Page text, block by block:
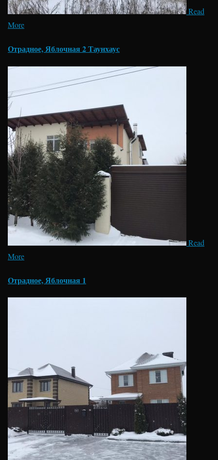
Read
More
Отрадное, Яблочная 2 Таунхаус
Read
More
Отрадное, Яблочная 1